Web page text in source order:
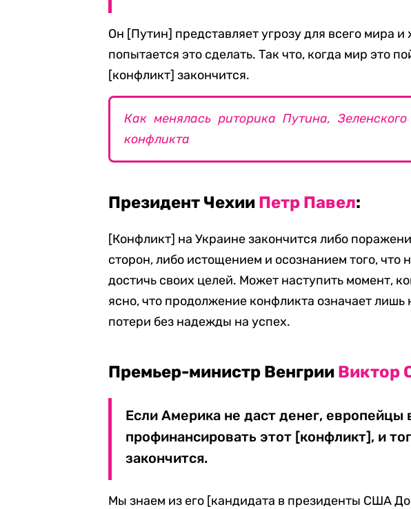
Он [Путин] представляет угрозу для всего мира
попытается это сделать. Так что, когда мир это
[конфликт] закончится.
Как менялась риторика Путина,
конфликта
Президент Чехии Петр Павел:
[Конфликт] на Украине закончится либо
сторон, либо истощением и осознанием того, что
достичь своих целей. Может наступить момент,
ясно, что продолжение конфликта означает
потери без надежды на успех.
Премьер-министр Венгрии Виктор
Если Америка не даст денег, европейцы
профинансировать этот [конфликт], и
закончится.
Мы знаем из его [кандидата в президенты США